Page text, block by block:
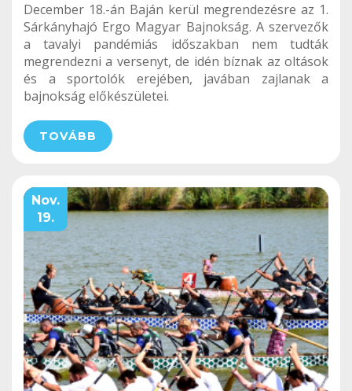
December 18.-án Baján kerül megrendezésre az 1.
Sárkányhajó Ergo Magyar Bajnokság. A szervezők
a tavalyi pandémiás időszakban nem tudták
megrendezni a versenyt, de idén bíznak az oltások
és a sportolók erejében, javában zajlanak a
bajnokság előkészületei.
TOVÁBB
Nov.
19.